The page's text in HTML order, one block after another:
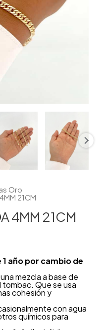
Oro
21CM
4MM 21CM
año por cambio de
mezcla a base de
Que se usa
cohesión y
con agua
químicos para